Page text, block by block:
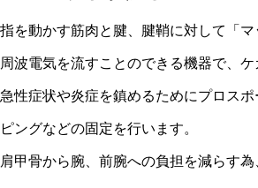
を動かす筋肉と腱、腱鞘に対して「
波電気を流すことのできる機器で、
性症状や炎症を鎮めるためにプロス
ングなどの固定を行います。
甲骨から腕、前腕への負担を減らす